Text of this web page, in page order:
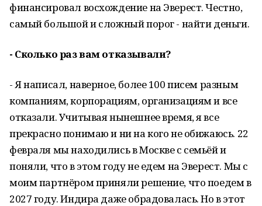
финансировал восхождение на Эверест. Честно,
самый большой и сложный порог - найти деньги.
- Сколько раз вам отказывали?
- Я написал, наверное, более 100 писем разным
компаниям, корпорациям, организациям и все
отказали. Учитывая нынешнее время, я все
прекрасно понимаю и ни на кого не обижаюсь. 22
февраля мы находились в Москве с семьёй и
поняли, что в этом году не едем на Эверест. Мы с
моим партнёром приняли решение, что поедем в
2027 году. Индира даже обрадовалась. Но в этот